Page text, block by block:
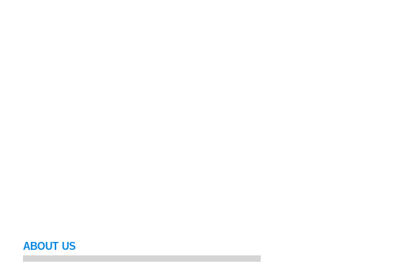
ABOUT US